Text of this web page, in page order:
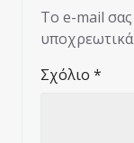
Το e-mail σας
Σχόλιο *